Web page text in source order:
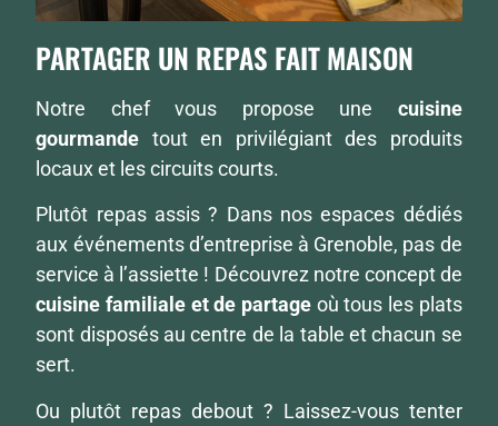
PARTAGER UN REPAS FAIT MAISON
Notre chef vous propose une cuisine
gourmande tout en privilégiant des produits
locaux et les circuits courts.
Plutôt repas assis ? Dans nos espaces dédiés
aux événements d’entreprise à Grenoble, pas de
service à l’assiette ! Découvrez notre concept de
cuisine familiale et de partage où tous les plats
sont disposés au centre de la table et chacun se
sert.
Ou plutôt repas debout ? Laissez-vous tenter